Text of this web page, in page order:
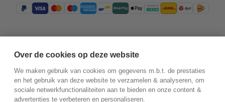
Over de cookies op deze website
We maken gebruik van cookies om gegevens m.b.t. de prestaties
en het gebruik van deze website te verzamelen & analyseren, om
sociale netwerkfunctionaliteiten aan te bieden en onze content &
advertenties te verbeteren en personaliseren.